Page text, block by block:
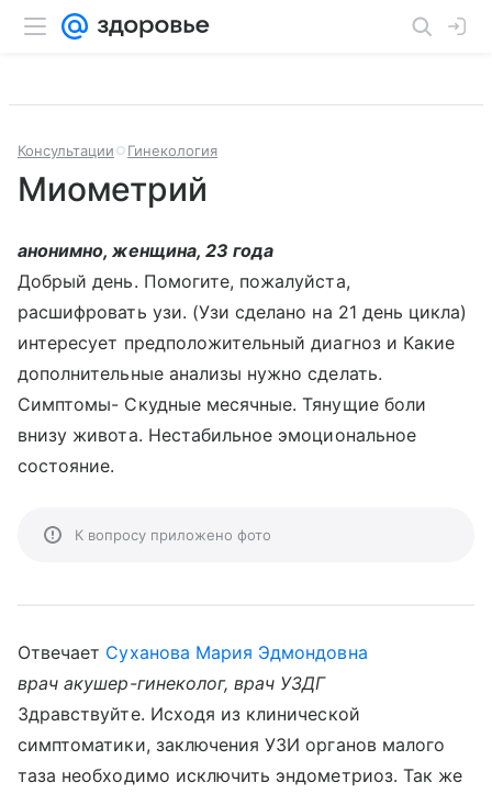
Консультации Гинекология
Миометрий
анонимно, женщина, 23 года
Добрый день. Помогите, пожалуйста,
расшифровать узи. (Узи сделано на 21 день цикла)
интересует предположительный диагноз и Какие
дополнительные анализы нужно сделать.
Симптомы- Скудные месячные. Тянущие боли
внизу живота. Нестабильное эмоциональное
состояние.
К вопросу приложено фото
Отвечает Суханова Мария Эдмондовна
врач акушер-гинеколог, врач УЗДГ
Здравствуйте. Исходя из клинической
симптоматики, заключения УЗИ органов малого
таза необходимо исключить эндометриоз. Так же